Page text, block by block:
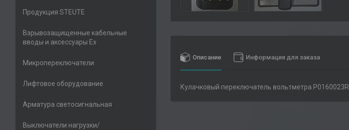
Описание Информация для заказа
Кулачковый переключатель вольтметра P0160023R
Продукция STEUTE
Взрывозащищенные кабельные
вводы и аксессуары Ex
Микропереключатели
Лифтовое оборудование
Арматура светосигнальная
Выключатели нагрузки/